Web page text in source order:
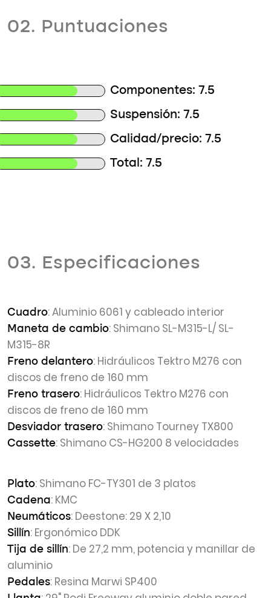
02. Puntuaciones
Componentes: 7.5
Suspensión: 7.5
Calidad/precio: 7.5
Total: 7.5
03. Especificaciones
Cuadro: Aluminio 6061 y cableado interior
Maneta de cambio: Shimano SL-M315-L/ SL-
M315-8R
Freno delantero: Hidráulicos Tektro M276 con
discos de freno de 160 mm
Freno trasero: Hidráulicos Tektro M276 con
discos de freno de 160 mm
Desviador trasero: Shimano Tourney TX800
Cassette: Shimano CS-HG200 8 velocidades
Plato: Shimano FC-TY301 de 3 platos
Cadena: KMC
Neumáticos: Deestone: 29 X 2,10
Sillín: Ergonómico DDK
Tija de sillín: De 27,2 mm, potencia y manillar de
aluminio
Pedales: Resina Marwi SP400